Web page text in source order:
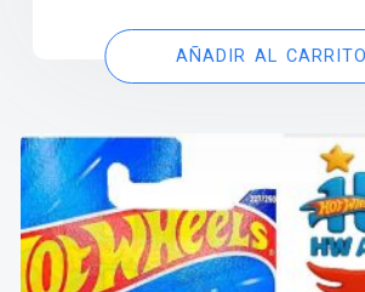
AÑADIR AL CARRITO